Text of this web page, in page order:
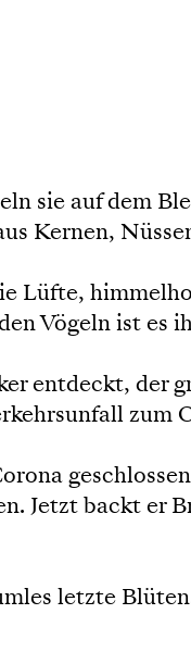
sie auf dem
Kernen,
Lüfte,
Vögeln ist es
entdeckt, der
zum
Jetzt backt er
letzte